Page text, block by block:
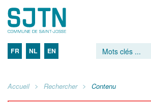
FR NL EN
Accueil Rechercher Contenu